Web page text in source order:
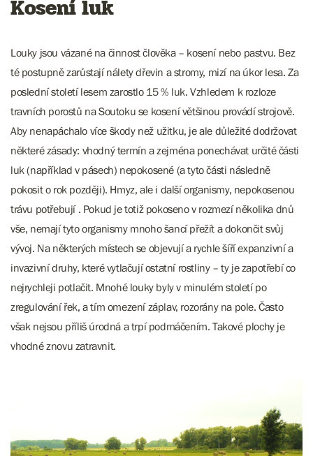
Kosení luk
Louky jsou vázané na činnost člověka – kosení nebo pastvu. Bez
té postupně zarůstají nálety dřevin a stromy, mizí na úkor lesa. Za
poslední století lesem zarostlo 15 % luk. Vzhledem k rozloze
travních porostů na Soutoku se kosení většinou provádí strojově.
Aby nenapáchalo více škody než užitku, je ale důležité dodržovat
některé zásady: vhodný termín a zejména ponechávat určité části
luk (například v pásech) nepokosené (a tyto části následně
pokosit o rok později). Hmyz, ale i další organismy, nepokosenou
trávu potřebují . Pokud je totiž pokoseno v rozmezí několika dnů
vše, nemají tyto organismy mnoho šancí přežít a dokončit svůj
vývoj. Na některých místech se objevují a rychle šíří expanzivní a
invazivní druhy, které vytlačují ostatní rostliny – ty je zapotřebí co
nejrychleji potlačit. Mnohé louky byly v minulém století po
zregulování řek, a tím omezení záplav, rozorány na pole. Často
však nejsou příliš úrodná a trpí podmáčením. Takové plochy je
vhodné znovu zatravnit.